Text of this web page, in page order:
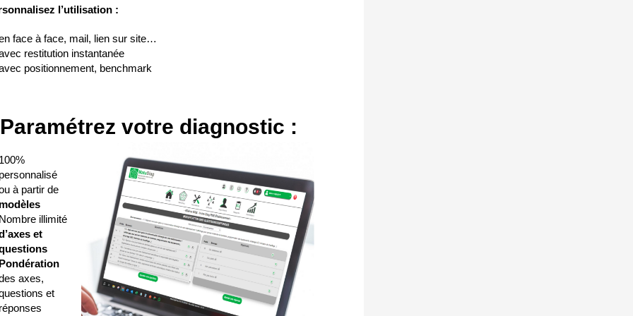
l’utilisation :
face à face, mail, lien sur site…
restitution instantanée
positionnement, benchmark
votre diagnostic :
à partir de
illimité
et
axes,
et